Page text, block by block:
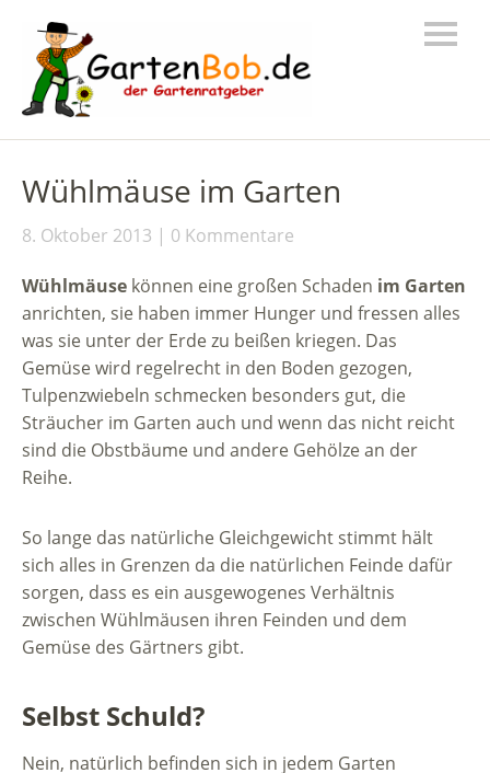
Wühlmäuse im Garten
8. Oktober 2013 0 Kommentare
Wühlmäuse können eine großen Schaden im Garten
anrichten, sie haben immer Hunger und fressen alles
was sie unter der Erde zu beißen kriegen. Das
Gemüse wird regelrecht in den Boden gezogen,
Tulpenzwiebeln schmecken besonders gut, die
Sträucher im Garten auch und wenn das nicht reicht
sind die Obstbäume und andere Gehölze an der
Reihe.
So lange das natürliche Gleichgewicht stimmt hält
sich alles in Grenzen da die natürlichen Feinde dafür
sorgen, dass es ein ausgewogenes Verhältnis
zwischen Wühlmäusen ihren Feinden und dem
Gemüse des Gärtners gibt.
Selbst Schuld?
Nein, natürlich befinden sich in jedem Garten